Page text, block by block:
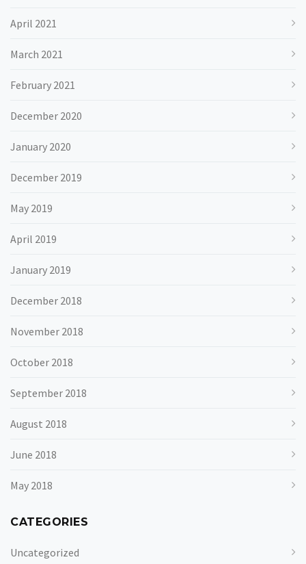
April 2021
March 2021
February 2021
December 2020
January 2020
December 2019
May 2019
April 2019
January 2019
December 2018
November 2018
October 2018
September 2018
August 2018
June 2018
May 2018
CATEGORIES
Uncategorized